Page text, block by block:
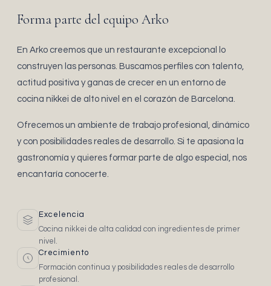
Forma parte del equipo Arko
En Arko creemos que un restaurante excepcional lo
construyen las personas. Buscamos perfiles con talento,
actitud positiva y ganas de crecer en un entorno de
cocina nikkei de alto nivel en el corazón de Barcelona.
Ofrecemos un ambiente de trabajo profesional, dinámico
y con posibilidades reales de desarrollo. Si te apasiona la
gastronomía y quieres formar parte de algo especial, nos
encantaría conocerte.
Excelencia
Cocina nikkei de alta calidad con ingredientes de primer
nivel.
Crecimiento
Formación continua y posibilidades reales de desarrollo
profesional.